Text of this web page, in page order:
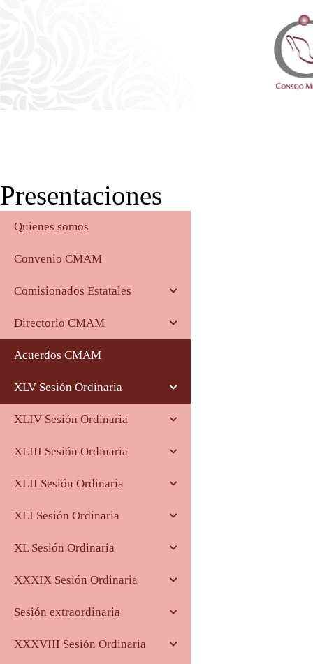
Presentaciones
Quienes somos
Convenio CMAM
Comisionados Estatales
Directorio CMAM
Acuerdos CMAM
XLV Sesión Ordinaria
XLIV Sesión Ordinaria
XLIII Sesión Ordinaria
XLII Sesión Ordinaria
XLI Sesión Ordinaria
XL Sesión Ordinaria
XXXIX Sesión Ordinaria
Sesión extraordinaria
XXXVIII Sesión Ordinaria